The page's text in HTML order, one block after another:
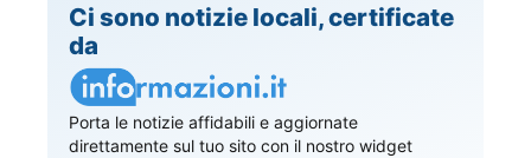
Ci sono notizie locali, certificate
da
Porta le notizie affidabili e aggiornate
direttamente sul tuo sito con il nostro widget